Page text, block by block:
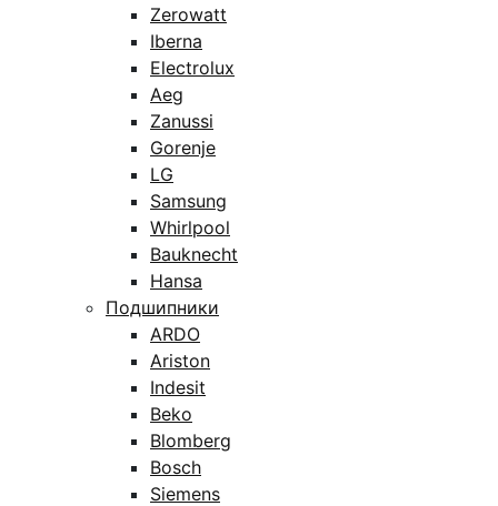
Zerowatt
Iberna
Electrolux
Aeg
Zanussi
Gorenje
LG
Samsung
Whirlpool
Bauknecht
Hansa
Подшипники
ARDO
Ariston
Indesit
Beko
Blomberg
Bosch
Siemens